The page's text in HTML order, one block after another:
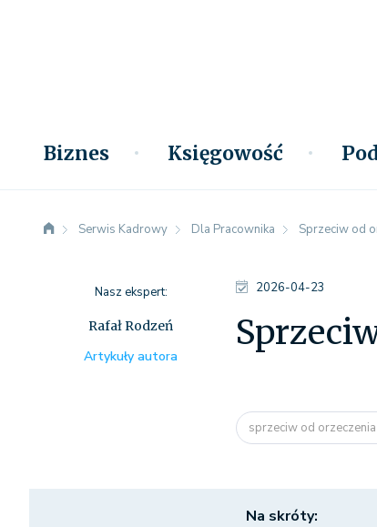
Biznes Księgowość
Serwis Kadrowy Dla Pracownika Sprzeciw od
2026-04-23
sprzeciw od
Nasz ekspert:
Rafał Rodzeń
Artykuły autora
Na skróty: